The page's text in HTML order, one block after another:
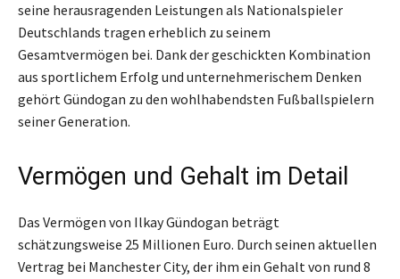
seine herausragenden Leistungen als Nationalspieler
Deutschlands tragen erheblich zu seinem
Gesamtvermögen bei. Dank der geschickten Kombination
aus sportlichem Erfolg und unternehmerischem Denken
gehört Gündogan zu den wohlhabendsten Fußballspielern
seiner Generation.
Vermögen und Gehalt im Detail
Das Vermögen von Ilkay Gündogan beträgt
schätzungsweise 25 Millionen Euro. Durch seinen aktuellen
Vertrag bei Manchester City, der ihm ein Gehalt von rund 8